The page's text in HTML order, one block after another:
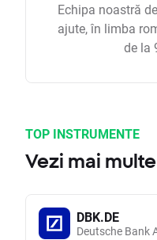
Echipa noastră
ajute, în limba
de la
TOP INSTRUMENTE
Vezi mai
DBK.DE
Deutsche Bank